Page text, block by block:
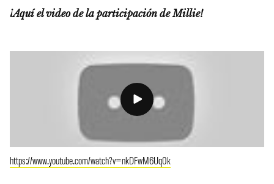
¡Aquí el video de la participación de Millie!
https://www.youtube.com/watch?v=nkDFwM6Uq0k